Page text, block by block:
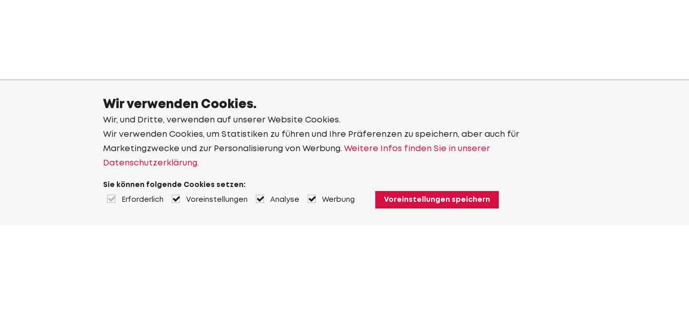
Wir verwenden Cookies.
Wir, und Dritte, verwenden auf unserer Website Cookies.
Wir verwenden Cookies, um Statistiken zu führen und Ihre Präferenzen zu speichern, aber auch für
Marketingzwecke und zur Personalisierung von Werbung. Weitere Infos finden Sie in unserer
Datenschutzerklärung.
Sie können folgende Cookies setzen:
Erforderlich Voreinstellungen Analyse Werbung Voreinstellungen speichern